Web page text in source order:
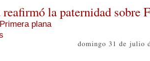
la paternidad sobre
Primera plana
domingo 31 de julio